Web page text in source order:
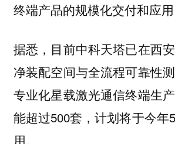
终端产品的规模化交付和应用
据悉，目前中科天塔已在西
净装配空间与全流程可靠性
专业化星载激光通信终端生
能超过500套，计划将于今年
用。